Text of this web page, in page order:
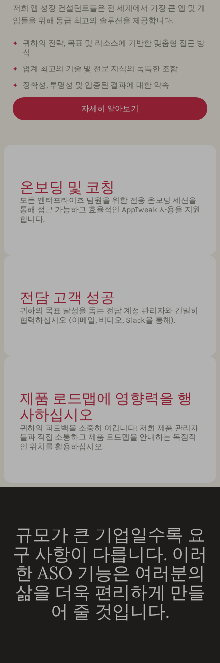
저희 앱 성장 컨설턴트들은 전 세계에서 가장 큰 앱 및 게
임들을 위해 동급 최고의 솔루션을 제공합니다.
귀하의 전략, 목표 및 리소스에 기반한 맞춤형 접근 방
식
업계 최고의 기술 및 전문 지식의 독특한 조합
정확성, 투명성 및 입증된 결과에 대한 약속
자세히 알아보기
온보딩 및 코칭
모든 엔터프라이즈 팀원을 위한 전용 온보딩 세션을
통해 접근 가능하고 효율적인 AppTweak 사용을 지원
합니다.
전담 고객 성공
귀하의 목표 달성을 돕는 전담 계정 관리자와 긴밀히
협력하십시오 (이메일, 비디오, Slack을 통해).
제품 로드맵에 영향력을 행
사하십시오
귀하의 피드백을 소중히 여깁니다! 저희 제품 관리자
들과 직접 소통하고 제품 로드맵을 안내하는 독점적
인 위치를 활용하십시오.
규모가 큰 기업일수록 요
구 사항이 다릅니다. 이러
한 ASO 기능은 여러분의
삶을 더욱 편리하게 만들
어 줄 것입니다.